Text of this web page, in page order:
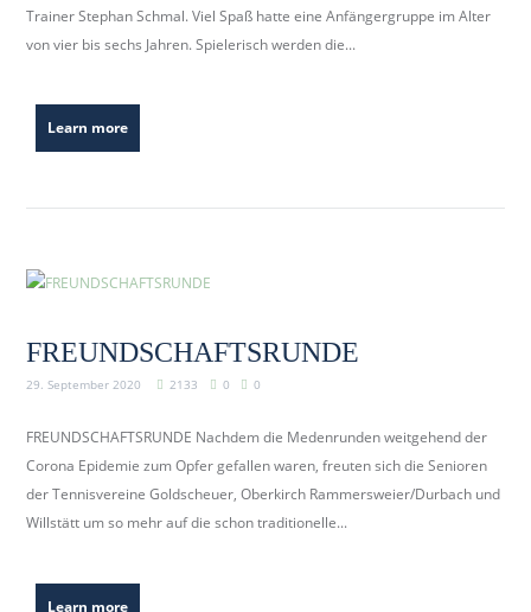
Trainer Stephan Schmal. Viel Spaß hatte eine Anfängergruppe im Alter
von vier bis sechs Jahren. Spielerisch werden die...
Learn more
FREUNDSCHAFTSRUNDE
29. September 2020 2133 0 0
FREUNDSCHAFTSRUNDE Nachdem die Medenrunden weitgehend der
Corona Epidemie zum Opfer gefallen waren, freuten sich die Senioren
der Tennisvereine Goldscheuer, Oberkirch Rammersweier/Durbach und
Willstätt um so mehr auf die schon traditionelle...
Learn more